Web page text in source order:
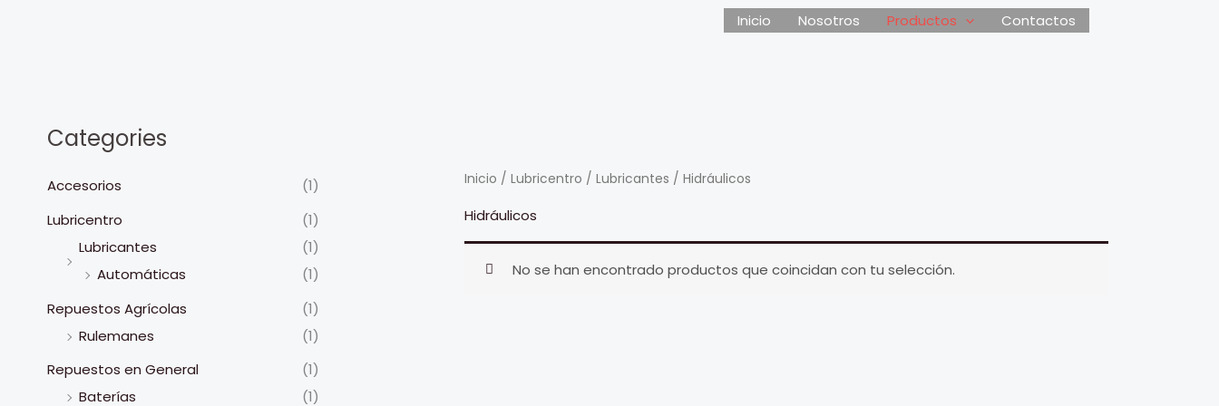
Inicio Nosotros Productos Contactos
Categories
Accesorios
(1)
Lubricentro
(1)
Lubricantes
(1)
Automáticas
(1)
Repuestos Agrícolas
(1)
Rulemanes
(1)
Repuestos en General
(1)
Baterías
(1)
Inicio /Lubricentro /Lubricantes / Hidráulicos
Hidráulicos
No se han encontrado productos que coincidan con tu selección.